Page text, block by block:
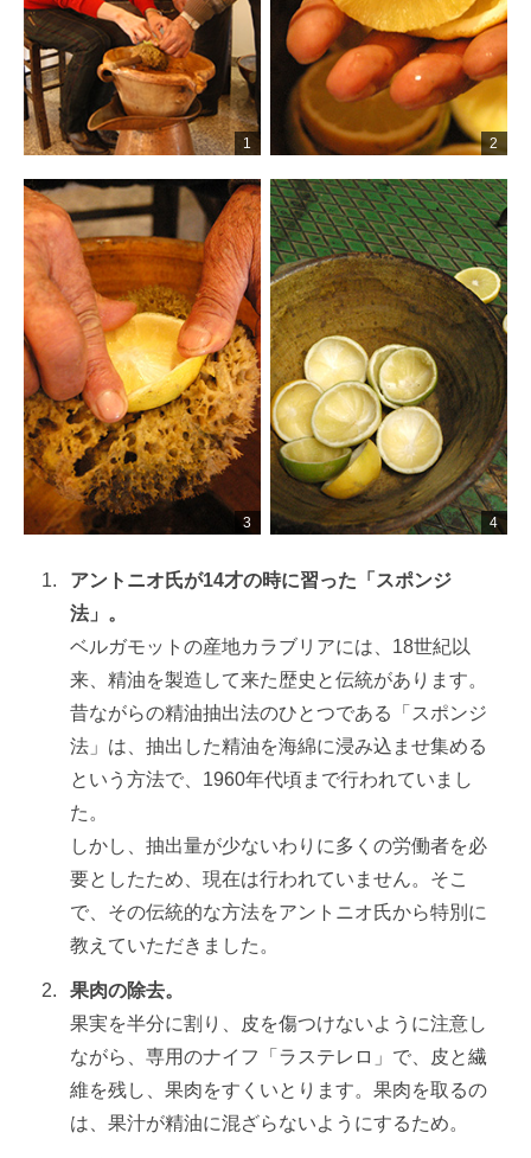
アントニオ氏が14才の時に習った「スポンジ
法」。
ベルガモットの産地カラブリアには、18世紀以
来、精油を製造して来た歴史と伝統があります。
昔ながらの精油抽出法のひとつである「スポンジ
法」は、抽出した精油を海綿に浸み込ませ集める
という方法で、1960年代頃まで行われていまし
た。
しかし、抽出量が少ないわりに多くの労働者を必
要としたため、現在は行われていません。そこ
で、その伝統的な方法をアントニオ氏から特別に
教えていただきました。
果肉の除去。
果実を半分に割り、皮を傷つけないように注意し
ながら、専用のナイフ「ラステレロ」で、皮と繊
維を残し、果肉をすくいとります。果肉を取るの
は、果汁が精油に混ざらないようにするため。